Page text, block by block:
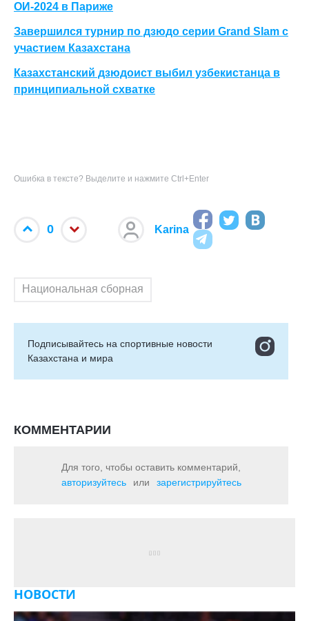
ОИ-2024 в Париже
Завершился турнир по дзюдо серии Grand Slam с
участием Казахстана
Казахстанский дзюдоист выбил узбекистанца в
принципиальной схватке
Ошибка в тексте? Выделите и нажмите Ctrl+Enter
0 Karina
Национальная сборная
Подписывайтесь на cпортивные новости
Казахстана и мира
КОММЕНТАРИИ
Для того, чтобы оставить комментарий,
авторизуйтесь
или зарегистрируйтесь
НОВОСТИ